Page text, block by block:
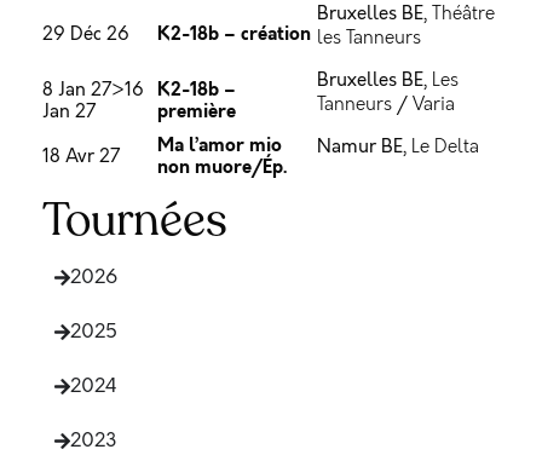
29 Déc 26 K2-18b – création
Bruxelles BE, Théâtre
les Tanneurs
8 Jan 27>16
Jan 27
K2-18b –
première
Bruxelles BE, Les
Tanneurs / Varia
18 Avr 27
Ma l’amor mio
non muore/Ép.
Namur BE, Le Delta
Tournées
2026
2025
2024
2023